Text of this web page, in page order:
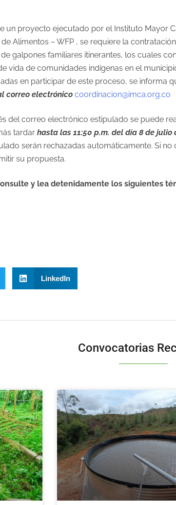
un proyecto ejecutado por el Instituto Mayor
Alimentos – WFP , se requiere la
galpones familiares itinerantes, los cuales
vida de comunidades indígenas en el
en participar de este proceso, se informa
correo electrónico coordinacion@imca.org.co
del correo electrónico estipulado se puede
tardar hasta las 11:50 p.m. del día 8 de julio
serán rechazadas automáticamente. Si no
su propuesta.
y lea detenidamente los siguientes
LinkedIn
Convocatorias